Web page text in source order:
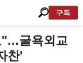
구독
"…굴욕외교
찬'